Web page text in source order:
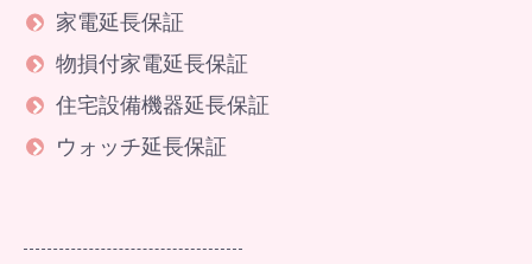
家電延長保証
物損付家電延長保証
住宅設備機器延長保証
ウォッチ延長保証